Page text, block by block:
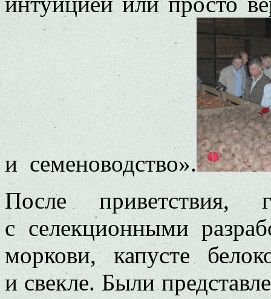
и семеноводство».
После приветствия,
с селекционными
моркови, капусте
и свекле. Были